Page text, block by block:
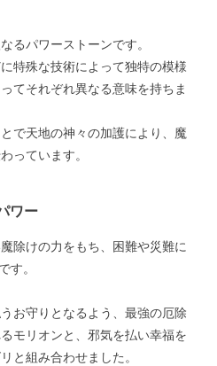
るパワーストーンです。
特殊な技術によって独特の模様
てそれぞれ異なる意味を持ちま
で天地の神々の加護により、魔
っています。
ワー
除けの力をもち、困難や災難に
す。
お守りとなるよう、最強の厄除
モリオンと、邪気を払い幸福を
と組み合わせました。